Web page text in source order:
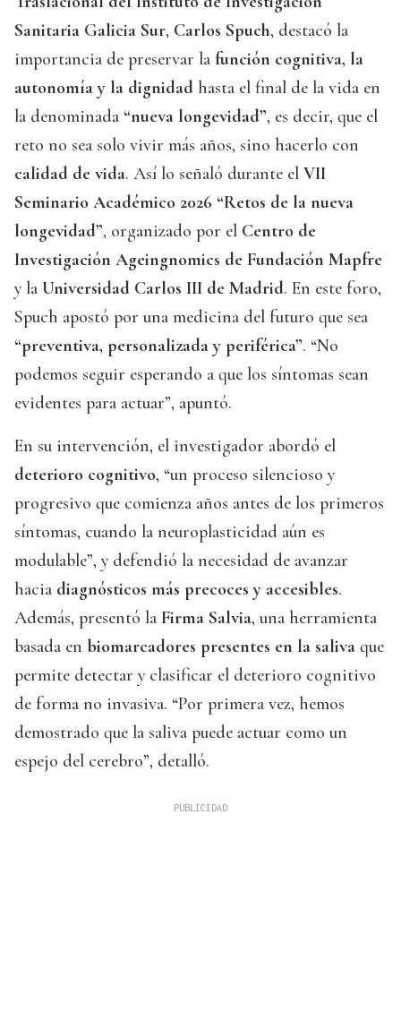
Sanitaria Galicia Sur, Carlos Spuch, destacó la
importancia de preservar la función cognitiva, la
autonomía y la dignidad hasta el final de la vida en
la denominada “nueva longevidad”, es decir, que el
reto no sea solo vivir más años, sino hacerlo con
calidad de vida. Así lo señaló durante el VII
Seminario Académico 2026 “Retos de la nueva
longevidad”, organizado por el Centro de
Investigación Ageingnomics de Fundación Mapfre
y la Universidad Carlos III de Madrid. En este foro,
Spuch apostó por una medicina del futuro que sea
“preventiva, personalizada y periférica”. “No
podemos seguir esperando a que los síntomas sean
evidentes para actuar”, apuntó.
En su intervención, el investigador abordó el
deterioro cognitivo, “un proceso silencioso y
progresivo que comienza años antes de los primeros
síntomas, cuando la neuroplasticidad aún es
modulable”, y defendió la necesidad de avanzar
hacia diagnósticos más precoces y accesibles.
Además, presentó la Firma Salvia, una herramienta
basada en biomarcadores presentes en la saliva que
permite detectar y clasificar el deterioro cognitivo
de forma no invasiva. “Por primera vez, hemos
demostrado que la saliva puede actuar como un
espejo del cerebro”, detalló.